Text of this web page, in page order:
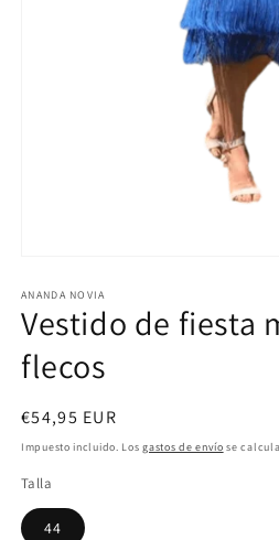
multimedia
1
en
ventana
modal
ANANDA NOVIA
Vestido de fiesta
flecos
Precio
habitual
€54,95 EUR
Impuesto incluido. Losgastos de envío se
Talla
44